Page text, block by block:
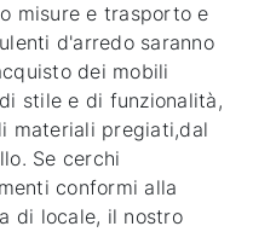
misure e trasporto e
d'arredo saranno
dei mobili
stile e di funzionalità,
materiali pregiati,dal
Se cerchi
conformi alla
di locale, il nostro